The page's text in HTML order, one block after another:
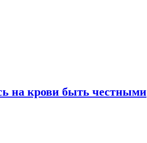
на крови быть честными